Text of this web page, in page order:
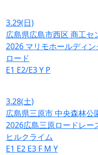
3.29(日)
広島県広島市西区 商工セ
2026 マリモホールディ
ロード
E1 E2/E3Y P
3.28(土)
広島県三原市 中央森林公
2026広島三原ロードレー
ヒルクライム
E1 E2 E3 F M Y